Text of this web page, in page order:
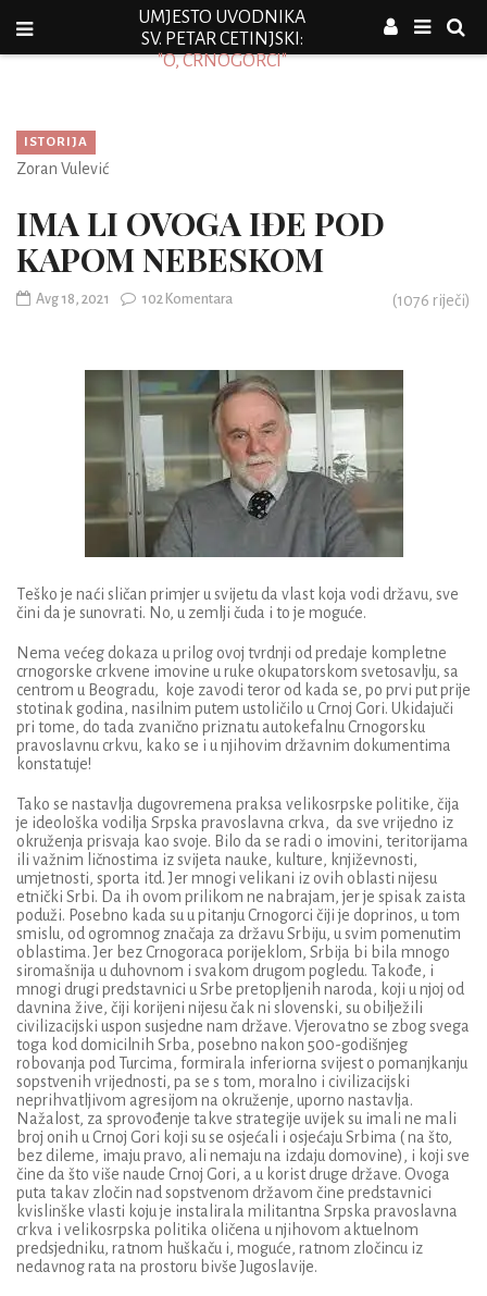
UMJESTO UVODNIKA
SV. PETAR CETINJSKI:
"O, CRNOGORCI"
ISTORIJA
Zoran Vulević
IMA LI OVOGA IĐE POD
KAPOM NEBESKOM
Avg 18, 2021 102 Komentara (1076 riječi)
Teško je naći sličan primjer u svijetu da vlast koja vodi državu, sve
čini da je sunovrati. No, u zemlji čuda i to je moguće.
Nema većeg dokaza u prilog ovoj tvrdnji od predaje kompletne
crnogorske crkvene imovine u ruke okupators kom svetosavlju, sa
centrom u Beogradu, koje zavodi teror od kada se, po prvi put prije
stotinak godina , nasilnim putem ustoličil o u Crnoj Gori. Ukidajuči
pri tome, do tada zvanično priznatu autokefalnu Crnogorsku
pravoslavnu crkvu, kako se i u njihovim državnim dokumentima
konstatuje!
Tako se nastavlja dugovremena praksa velikosrpske politike, čija
je ideološka vodilja Srpska pravoslavna crkva, da sve vrijedno iz
okruženja prisvaja kao svoje. Bilo da se radi o imovini, teritorijama
ili važnim ličnostima iz svijeta nauke, kulture, književnosti,
umjetnosti, sporta itd. Jer mnogi velikani iz ovih oblasti nijesu
etnički Srbi. Da ih ovom prilikom ne nabrajam, jer je spisak zaista
poduži. Posebno kada su u pitanju Crnogorci čiji je doprinos, u tom
smislu, od ogromnog značaja za državu Srbiju, u svim pomenutim
oblastima. Jer bez Crnogoraca porijeklom, Srbija bi bila mnogo
siromašnija u duhovnom i svakom drugom pogledu. Takođe, i
mnogi drugi predstavnici u Srbe pretopljenih naroda, koji u njoj od
davnina žive, čiji korijeni nijesu čak ni slovenski, su obilježili
civilizacijski uspon susjedne nam države. Vjerovatno se zbog svega
toga kod domicilnih Srba, posebno nakon 500-godišnjeg
robovanja pod Turcima, formirala inferiorna svijest o pomanjkanju
sopstvenih vrijednosti, pa se s tom, moralno i civilizacijski
neprihvatljivom agresijom na okruženje, uporno nastavlja.
Nažalost, za sprovođenje takve strategije uvijek su imali ne mali
broj onih u Crnoj Gori koji su se osjećali i osjećaju Srbima ( na što,
bez dileme, imaju pravo, ali nemaju na izdaju domovine), i koji sve
čine da što više naude Crnoj Gori, a u korist druge države. Ovoga
puta takav zločin nad sopstvenom državom čine predstavnici
kvislinške vlasti koju je instalirala militantna Srpska pravoslavna
crkva i velikosrpska politika oličena u njihovom aktuelnom
predsjedniku, ratnom huškaču i, moguće, ratnom zločincu iz
nedavnog rata na prostoru bivše Jugoslavije.